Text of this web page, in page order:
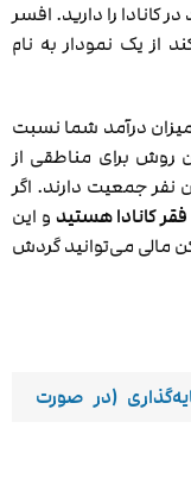
کانادا را دارید. افسر
از یک نمودار به نام
درآمد شما نسبت
روش برای مناطقی از
نفر جمعیت دارند. اگر
کانادا هستید و این
مالی می‌توانید گردش
(در صورت